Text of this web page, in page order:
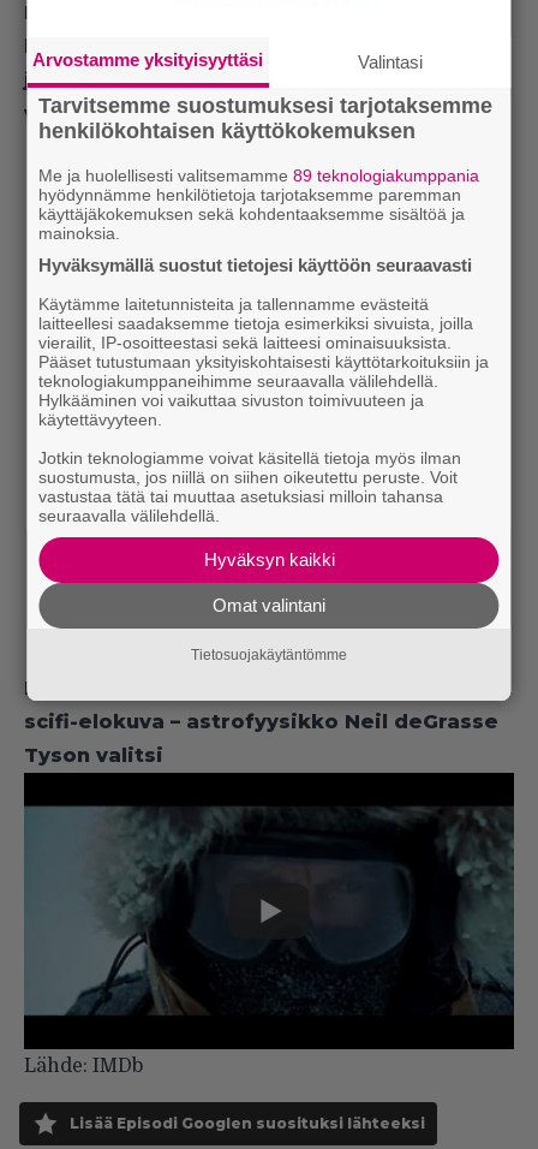
Lue myös:
japanilaiset – örvelön jumalainen status
vietiin
Lue myös:
scifi-elokuva – astrofyysikko Neil deGrasse
Tyson valitsi
Lähde: IMDb
Lisää Episodi Googlen suosituksi lähteeksi
Arvostamme yksityisyyttäsi Valintasi
Tarvitsemme suostumuksesi tarjotaksemme
henkilökohtaisen käyttökokemuksen
Me ja huolellisesti valitsemamme89 teknologiakumppania
hyödynnämme henkilötietoja tarjotaksemme paremman
käyttäjäkokemuksen sekä kohdentaaksemme sisältöä ja
mainoksia.
Hyväksymällä suostut tietojesi käyttöön seuraavasti
Käytämme laitetunnisteita ja tallennamme evästeitä
laitteellesi saadaksemme tietoja esimerkiksi sivuista, joilla
vierailit, IP-osoitteestasi sekä laitteesi ominaisuuksista.
Pääset tutustumaan yksityiskohtaisesti käyttötarkoituksiin ja
teknologiakumppaneihimme seuraavalla välilehdellä.
Hylkääminen voi vaikuttaa sivuston toimivuuteen ja
käytettävyyteen.
Jotkin teknologiamme voivat käsitellä tietoja myös ilman
suostumusta, jos niillä on siihen oikeutettu peruste. Voit
vastustaa tätä tai muuttaa asetuksiasi milloin tahansa
seuraavalla välilehdellä.
Hyväksyn kaikki
Omat valintani
Tietosuojakäytäntömme